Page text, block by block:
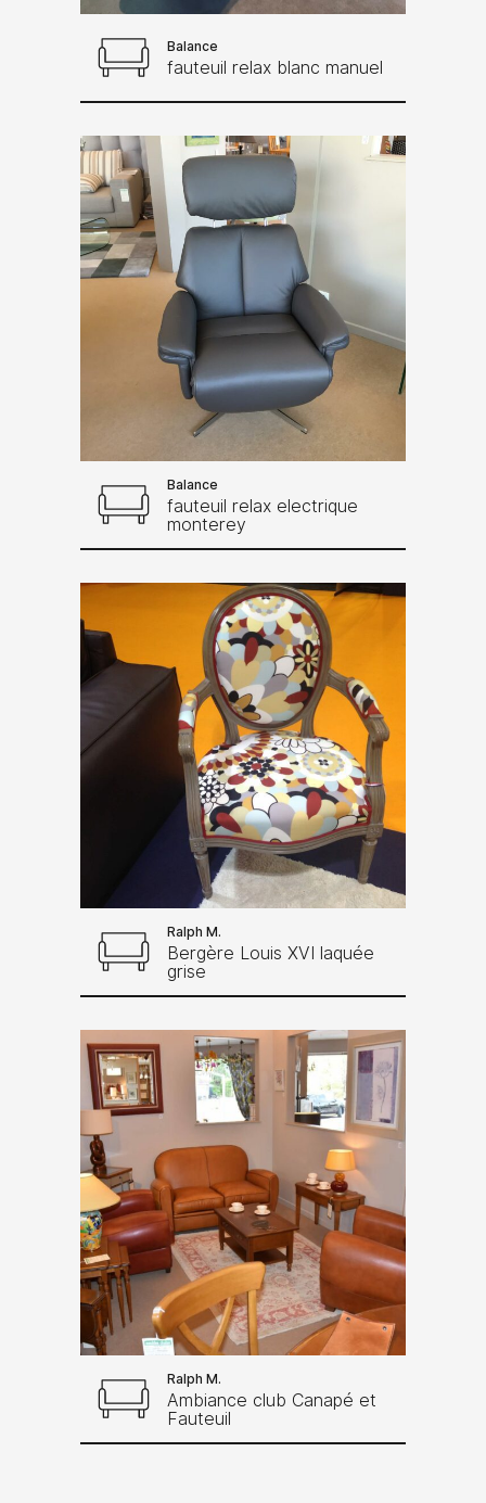
Balance
fauteuil relax blanc manuel
Balance
fauteuil relax electrique
monterey
Ralph M.
Bergère Louis XVI laquée
grise
Ralph M.
Ambiance club Canapé et
Fauteuil